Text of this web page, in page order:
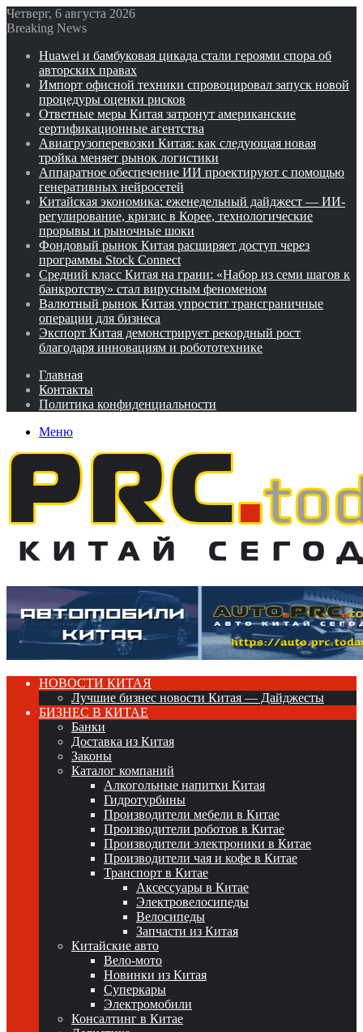
Четверг, 6 августа 2026
Breaking News
Huawei и бамбуковая цикада стали героями спора об
авторских правах
Импорт офисной техники спровоцировал запуск новой
процедуры оценки рисков
Ответные меры Китая затронут американские
сертификационные агентства
Авиагрузоперевозки Китая: как следующая новая
тройка меняет рынок логистики
Аппаратное обеспечение ИИ проектируют с помощью
генеративных нейросетей
Китайская экономика: еженедельный дайджест — ИИ-
регулирование, кризис в Корее, технологические
прорывы и рыночные шоки
Фондовый рынок Китая расширяет доступ через
программы Stock Connect
Средний класс Китая на грани: «Набор из семи шагов к
банкротству» стал вирусным феноменом
Валютный рынок Китая упростит трансграничные
операции для бизнеса
Экспорт Китая демонстрирует рекордный рост
благодаря инновациям и робототехнике
Главная
Контакты
Политика конфиденциальности
Меню
НОВОСТИ КИТАЯ
Лучшие бизнес новости Китая — Дайджесты
БИЗНЕС В КИТАЕ
Банки
Доставка из Китая
Законы
Каталог компаний
Алкогольные напитки Китая
Гидротурбины
Производители мебели в Китае
Производители роботов в Китае
Производители электроники в Китае
Производители чая и кофе в Китае
Транспорт в Китае
Аксессуары в Китае
Электровелосипеды
Велосипеды
Запчасти из Китая
Китайские авто
Вело-мото
Новинки из Китая
Суперкары
Электромобили
Консалтинг в Китае